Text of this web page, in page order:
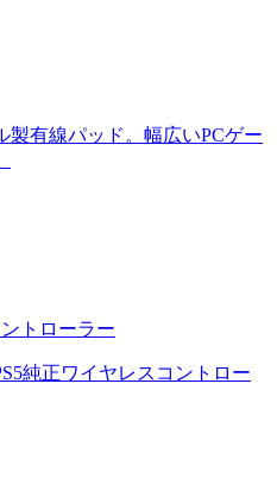
製有線パッド。幅広いPCゲー
トローラー
純正ワイヤレスコントロー